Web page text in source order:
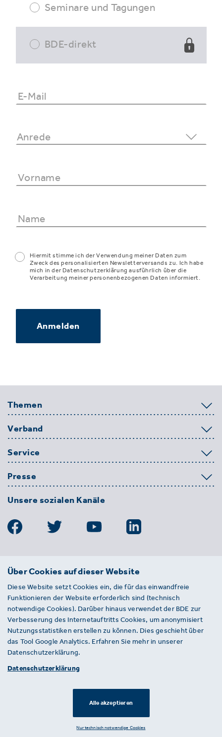
Seminare und Tagungen
BDE-direkt
Hiermit stimme ich der Verwendung meiner Daten zum
Zweck des personalisierten Newsletterversands zu. Ich habe
mich in der Datenschutzerklärung ausführlich über die
Verarbeitung meiner personenbezogenen Daten informiert.
Anmelden
Themen
Verband
Service
Presse
Unsere sozialen Kanäle
BDE
Entsorgungs-, Wasser- und
Kreislaufwirtschaft e. V.
Von-der-Heydt-Straße 2
D 10785 Berlin
Sie haben einen Fehler auf unserer Website
gefunden? Ihnen ist ein defekter Link
aufgefallen? Wir freuen uns über Ihren
Über Cookies auf dieser Website
Diese Website setzt Cookies ein, die für das einwandfreie
Funktionieren der Website erforderlich sind (technisch
notwendige Cookies). Darüber hinaus verwendet der BDE zur
Verbesserung des Internetauftritts Cookies, um anonymisiert
Nutzungsstatistiken erstellen zu können. Dies geschieht über
das Tool Google Analytics. Erfahren Sie mehr in unserer
Datenschutzerklärung.
Datenschutzerklärung
Alle akzeptieren
Nur technisch notwendige Cookies